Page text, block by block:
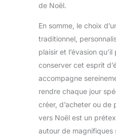
de Noël.
En somme, le choix
traditionnel,
plaisir et l’évasion
conserver cet esprit
accompagne
rendre chaque jour
créer, d’acheter ou
vers Noël est un
autour de magnifiques